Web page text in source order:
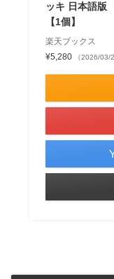
ッキ 日本語版
【1個】
楽天ブックス
¥5,280
（2026/03/